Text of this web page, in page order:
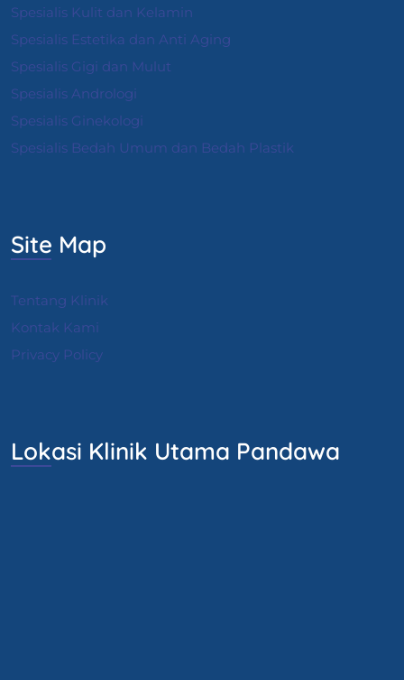
Spesialis Kulit dan Kelamin
Spesialis Estetika dan Anti Aging
Spesialis Gigi dan Mulut
Spesialis Andrologi
Spesialis Ginekologi
Spesialis Bedah Umum dan Bedah Plastik
Site Map
Tentang Klinik
Kontak Kami
Privacy Policy
Lokasi Klinik Utama Pandawa